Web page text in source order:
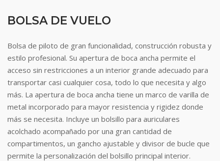
BOLSA DE VUELO
Bolsa de piloto de gran funcionalidad, construcción robusta y
estilo profesional. Su apertura de boca ancha permite el
acceso sin restricciones a un interior grande adecuado para
transportar casi cualquier cosa, todo lo que necesita y algo
más. La apertura de boca ancha tiene un marco de varilla de
metal incorporado para mayor resistencia y rigidez donde
más se necesita. Incluye un bolsillo para auriculares
acolchado acompañado por una gran cantidad de
compartimentos, un gancho ajustable y divisor de bucle que
permite la personalización del bolsillo principal interior.